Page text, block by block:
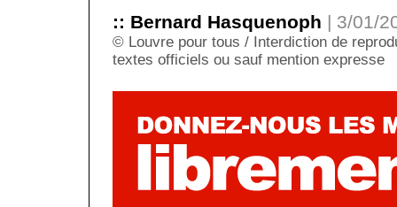
:: Bernard Hasquenoph | 3/01/
© Louvre pour tous / Interdiction de
textes officiels ou sauf mention expresse